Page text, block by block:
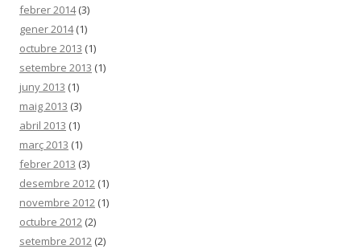
febrer 2014(3)
gener 2014(1)
octubre 2013 (1)
setembre 2013 (1)
juny 2013 (1)
maig 2013 (3)
abril 2013 (1)
març 2013 (1)
febrer 2013 (3)
desembre 2012 (1)
novembre 2012 (1)
octubre 2012 (2)
setembre 2012 (2)